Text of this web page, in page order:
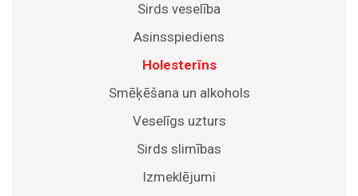
Sirds veselība
Asinsspiediens
Holesterīns
Smēķēšana un alkohols
Veselīgs uzturs
Sirds slimības
Izmeklējumi